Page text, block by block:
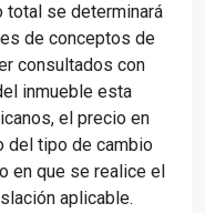
total se determinará
de conceptos de
consultados con
inmueble esta
el precio en
del tipo de cambio
en que se realice el
aplicable.